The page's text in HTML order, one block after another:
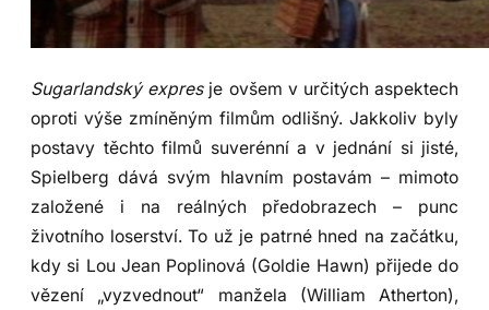
Sugarlandský expres je ovšem v určitých aspektech
oproti výše zmíněným filmům odlišný. Jakkoliv byly
postavy těchto filmů suverénní a v jednání si jisté,
Spielberg dává svým hlavním postavám – mimoto
založené i na reálných předobrazech – punc
životního loserství. To už je patrné hned na začátku,
kdy si Lou Jean Poplinová (Goldie Hawn) přijede do
vězení „vyzvednout“ manžela (William Atherton),